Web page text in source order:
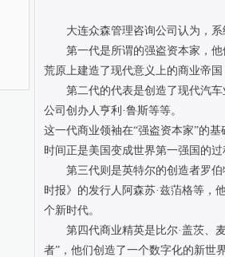
大连众森管理咨询公司认为，
第一代是所谓的强盗资本家，
荒原上建造了现代意义上的商业帝
第二代的代表是创造了现代汽
公司创办人亨利·鲁斯等等。
这一代商业领袖在“强盗资本家”的
时间正是美国变成世界第一强国的
第三代则是英特尔的创造者罗
时报》的发行人阿森苏·兹萡格等，
个新时代。
第四代商业精英是比尔·盖茨、
者”，他们创造了一个数字化的新世